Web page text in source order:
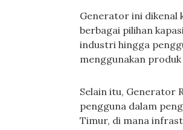
Generator ini dikenal
berbagai pilihan
industri hingga
menggunakan
Selain itu, Generator
pengguna dalam
Timur, di mana